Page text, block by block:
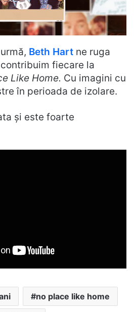
Beth Hart ne ruga
fiecare la
Like Home. Cu imagini cu
în perioada de izolare.
și este foarte
no place like home